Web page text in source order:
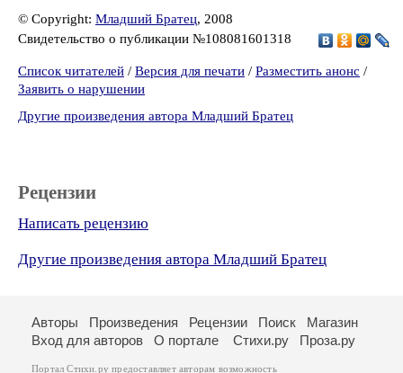
© Copyright: Младший Братец, 2008
Свидетельство о публикации №108081601318
Список читателей / Версия для печати / Разместить анонс /
Заявить о нарушении
Другие произведения автора Младший Братец
Рецензии
Написать рецензию
Другие произведения автора Младший Братец
Авторы Произведения Рецензии Поиск
Магазин
Вход для авторов
О портале Стихи.ру Проза.ру
Портал Стихи.ру предоставляет авторам возможность